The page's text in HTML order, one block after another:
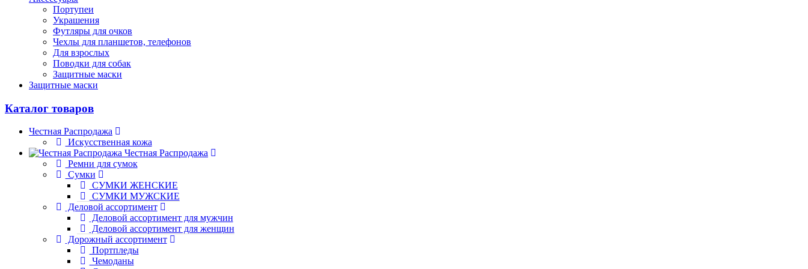
Портупеи
Украшения
Футляры для очков
Чехлы для планшетов, телефонов
Для взрослых
Поводки для собак
Защитные маски
Защитные маски
Каталог товаров
Честная Распродажа
Искусственная кожа
Честная Распродажа
Ремни для сумок
Сумки
СУМКИ ЖЕНСКИЕ
СУМКИ МУЖСКИЕ
Деловой ассортимент
Деловой ассортимент для мужчин
Деловой ассортимент для женщин
Дорожный ассортимент
Портпледы
Чемоданы